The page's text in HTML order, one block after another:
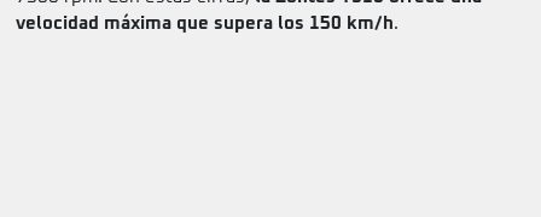
velocidad máxima que supera los 150 km/h.